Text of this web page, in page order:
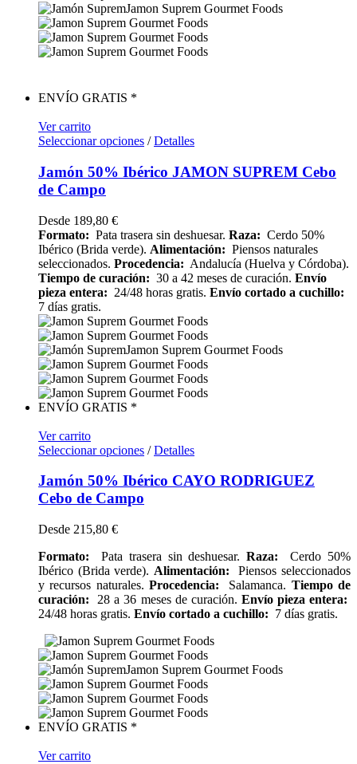
ENVÍO GRATIS *
Ver carrito
Seleccionar opciones / Detalles
Jamón 50% Ibérico JAMON SUPREM Cebo
de Campo
Desde 189,80 €
Formato: Pata trasera sin deshuesar. Raza: Cerdo 50%
Ibérico (Brida verde). Alimentación: Piensos naturales
seleccionados. Procedencia: Andalucía (Huelva y Córdoba).
Tiempo de curación: 30 a 42 meses de curación. Envío
pieza entera: 24/48 horas gratis. Envío cortado a cuchillo:
7 días gratis.
ENVÍO GRATIS *
Ver carrito
Seleccionar opciones / Detalles
Jamón 50% Ibérico CAYO RODRIGUEZ
Cebo de Campo
Desde 215,80 €
Formato: Pata trasera sin deshuesar. Raza: Cerdo 50%
Ibérico (Brida verde). Alimentación: Piensos seleccionados
y recursos naturales. Procedencia: Salamanca. Tiempo de
curación: 28 a 36 meses de curación. Envío pieza entera:
24/48 horas gratis. Envío cortado a cuchillo: 7 días gratis.
ENVÍO GRATIS *
Ver carrito